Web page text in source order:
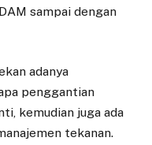
sampai dengan
adanya
penggantian
kemudian juga ada
tekanan.